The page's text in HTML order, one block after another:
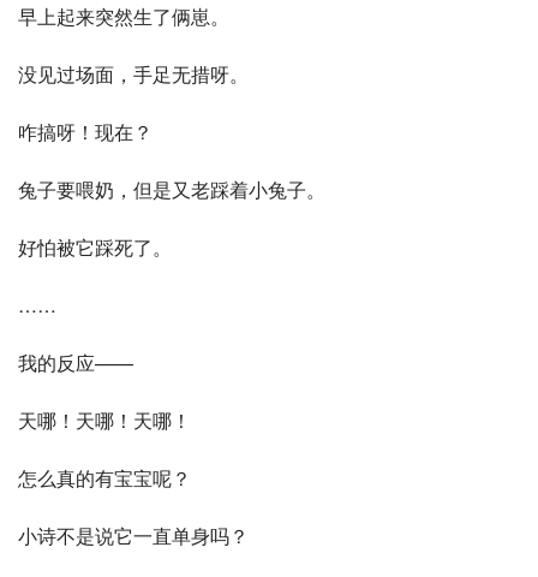
早上起来突然生了俩崽。
没见过场面，手足无措呀。
咋搞呀！现在？
兔子要喂奶，但是又老踩着小兔子。
好怕被它踩死了。
……
我的反应——
天哪！天哪！天哪！
怎么真的有宝宝呢？
小诗不是说它一直单身吗？